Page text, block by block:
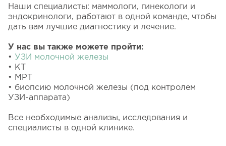
Наши специалисты: маммологи, гинекологи и
эндокринологи, работают в одной команде, чтобы
дать вам лучшие диагностику и лечение.
У нас вы также можете пройти:
• УЗИ молочной железы
• КТ
• МРТ
• биопсию молочной железы (под контролем
УЗИ-аппарата)
Все необходимые анализы, исследования и
специалисты в одной клинике.